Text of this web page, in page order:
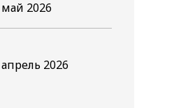
2026
2026